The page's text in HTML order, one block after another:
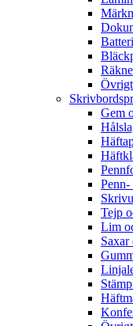
Gem
Tejp
Lim